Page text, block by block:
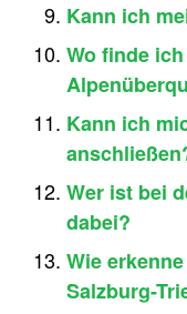
Kann ich
Wo finde
Kann ich
Wer ist bei
dabei?
Wie
Salzburg-